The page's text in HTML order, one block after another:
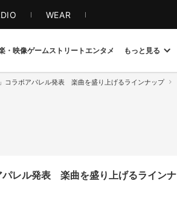
WEAR
・映像ゲームストリート エンタメ もっと見る
コラボアパレル発表 楽曲を盛り上げるラインナップ
レル発表 楽曲を盛り上げるラインナ